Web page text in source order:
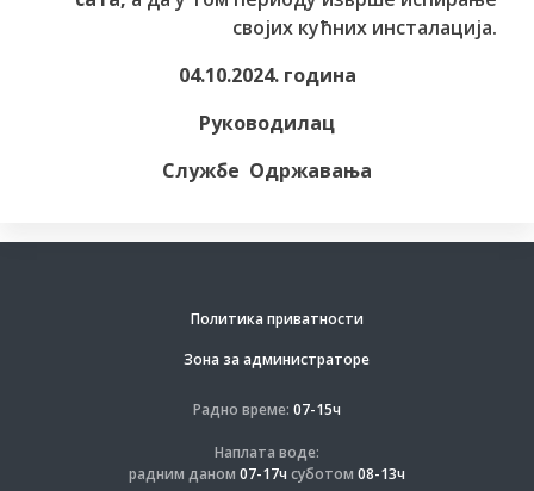
својих кућних инсталација.
04.10.2024. година
Руководилац
Службе Одржавања
Политика приватности
Зона за администраторе
Радно време: 07-15ч
Наплата воде:
радним даном 07-17ч суботом 08-13ч